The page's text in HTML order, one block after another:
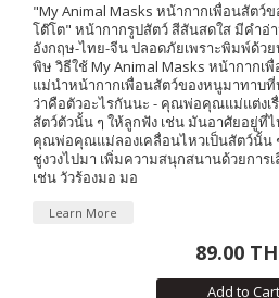
"My Animal Masks หน้ากากเพื่อนสัตว์
โต๊โต" หน้ากากรูปสัตว์ สีสันสดใส มีคำอ่
อังกฤษ-ไทย-จีน ปลอดภัยเพราะพิมพ์ด้ว
พิษ วิธีใช้ My Animal Masks หน้ากาก
แม่นำหน้ากากเพื่อนสัตว์ของหนูมาทาบ
ว่าคือตัวอะไรกันนะ - คุณพ่อคุณแม่แต่งเรื่
สัตว์ตัวนั้น ๆ ให้ลูกฟัง เช่น มันอาศัยอยู่ที่
คุณพ่อคุณแม่ลองเคลื่อนไหวเป็นสัตว์นั้น
ชูงวงไปมา เพิ่มความสนุกสนานด้วยการ
เช่น วัวร้องมอ มอ
Learn More
89.00
Add to Cart